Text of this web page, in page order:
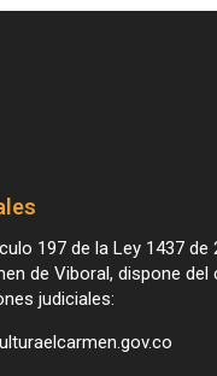
197 de la Ley 1437 de
de Viboral, dispone del
judiciales: